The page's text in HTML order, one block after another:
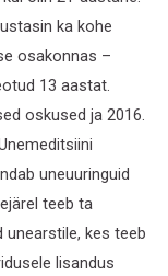
ka kohe
osakonnas –
13 aastat.
oskused ja 2016.
uneuuringuid
teeb ta
kes teeb
lisandus